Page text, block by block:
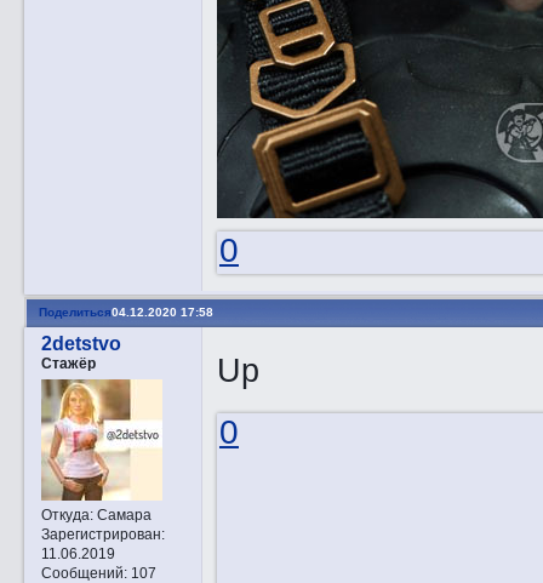
0
Поделиться04.12.2020 17:58
2detstvo
Стажёр
Откуда:Самара
Зарегистрирован:
11.06.2019
Сообщений:107
Up
0